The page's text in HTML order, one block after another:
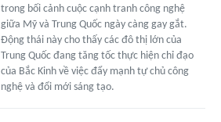
trong bối cảnh cuộc cạnh tranh công nghệ
giữa Mỹ và Trung Quốc ngày càng gay gắt.
Động thái này cho thấy các đô thị lớn của
Trung Quốc đang tăng tốc thực hiện chỉ đạo
của Bắc Kinh về việc đẩy mạnh tự chủ công
nghệ và đổi mới sáng tạo.